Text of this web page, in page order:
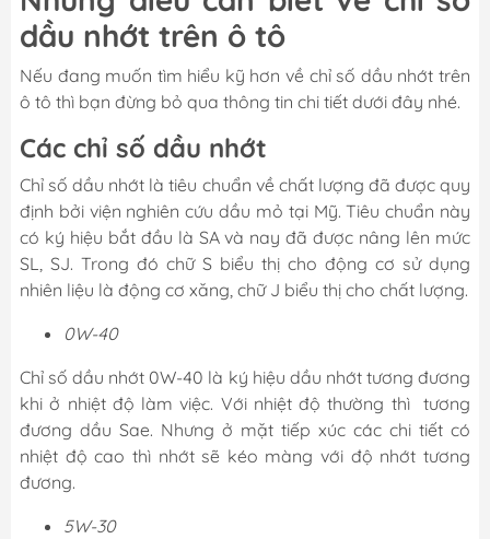
dầu nhớt trên ô tô
Nếu đang muốn tìm hiểu kỹ hơn về chỉ số dầu nhớt trên
ô tô thì bạn đừng bỏ qua thông tin chi tiết dưới đây nhé.
Các chỉ số dầu nhớt
Chỉ số dầu nhớt là tiêu chuẩn về chất lượng đã được quy
định bởi viện nghiên cứu dầu mỏ tại Mỹ. Tiêu chuẩn này
có ký hiệu bắt đầu là SA và nay đã được nâng lên mức
SL, SJ. Trong đó chữ S biểu thị cho động cơ sử dụng
nhiên liệu là động cơ xăng, chữ J biểu thị cho chất lượng.
0W-40
Chỉ số dầu nhớt 0W-40 là ký hiệu dầu nhớt tương đương
khi ở nhiệt độ làm việc. Với nhiệt độ thường thì tương
đương dầu Sae. Nhưng ở mặt tiếp xúc các chi tiết có
nhiệt độ cao thì nhớt sẽ kéo màng với độ nhớt tương
đương.
5W-30